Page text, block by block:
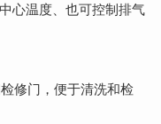
心温度、也可控制排气
修门，便于清洗和检